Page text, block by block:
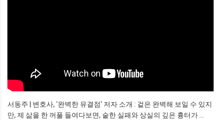
서동주 | 변호사, '완벽한 유결점' 저자 소개 : 겉은 완벽해 보일 수 있지
만, 제 삶을 한 꺼풀 들여다보면, 숱한 실패와 상실의 깊은 흉터가 ...